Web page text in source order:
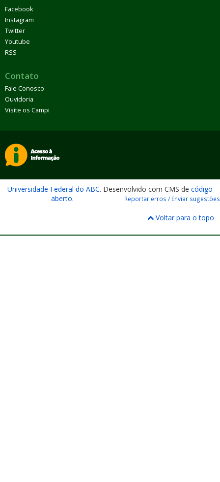
Facebook
Instagram
Twitter
Youtube
RSS
Contato
Fale Conosco
Ouvidoria
Visite os Campi
Universidade Federal do ABC. Desenvolvido com CMS de código
aberto. Reportar erros / Enviar sugestões
Voltar para o topo